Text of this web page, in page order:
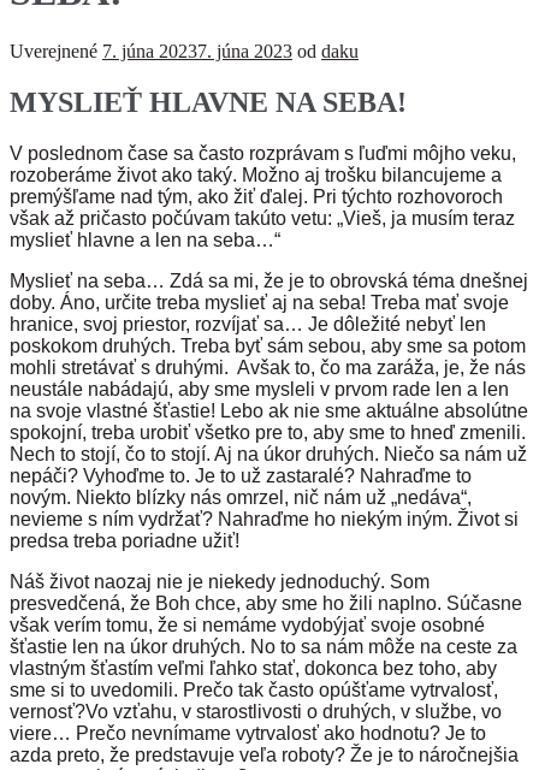
Uverejnené 7. júna 20237. júna 2023 od daku
MYSLIEŤ HLAVNE NA SEBA!
V poslednom čase sa často rozprávam s ľuďmi môjho veku,
rozoberáme život ako taký. Možno aj trošku bilancujeme a
premýšľame nad tým, ako žiť ďalej. Pri týchto rozhovoroch
však až pričasto počúvam takúto vetu: „Vieš, ja musím teraz
myslieť hlavne a len na seba…“
Myslieť na seba… Zdá sa mi, že je to obrovská téma dnešnej
doby. Áno, určite treba myslieť aj na seba! Treba mať svoje
hranice, svoj priestor, rozvíjať sa… Je dôležité nebyť len
poskokom druhých. Treba byť sám sebou, aby sme sa potom
mohli stretávať s druhými. Avšak to, čo ma zaráža, je, že nás
neustále nabádajú, aby sme mysleli v prvom rade len a len
na svoje vlastné šťastie! Lebo ak nie sme aktuálne absolútne
spokojní, treba urobiť všetko pre to, aby sme to hneď zmenili.
Nech to stojí, čo to stojí. Aj na úkor druhých. Niečo sa nám už
nepáči? Vyhoďme to. Je to už zastaralé? Nahraďme to
novým. Niekto blízky nás omrzel, nič nám už „nedáva“,
nevieme s ním vydržať? Nahraďme ho niekým iným. Život si
predsa treba poriadne užiť!
Náš život naozaj nie je niekedy jednoduchý. Som
presvedčená, že Boh chce, aby sme ho žili naplno. Súčasne
však verím tomu, že si nemáme vydobýjať svoje osobné
šťastie len na úkor druhých. No to sa nám môže na ceste za
vlastným šťastím veľmi ľahko stať, dokonca bez toho, aby
sme si to uvedomili. Prečo tak často opúšťame vytrvalosť,
vernosť?Vo vzťahu, v starostlivosti o druhých, v službe, vo
viere… Prečo nevnímame vytrvalosť ako hodnotu? Je to
azda preto, že predstavuje veľa roboty? Že je to náročnejšia